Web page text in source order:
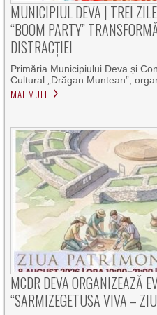
MUNICIPIUL DEVA | TREI
“BOOM PARTY”
DISTRACȚIEI
Primăria Municipiului Deva și
Cultural „Drăgan Muntean”,
MAI MULT
MCDR DEVA ORGANIZEAZĂ
“SARMIZEGETUSA VIVA –